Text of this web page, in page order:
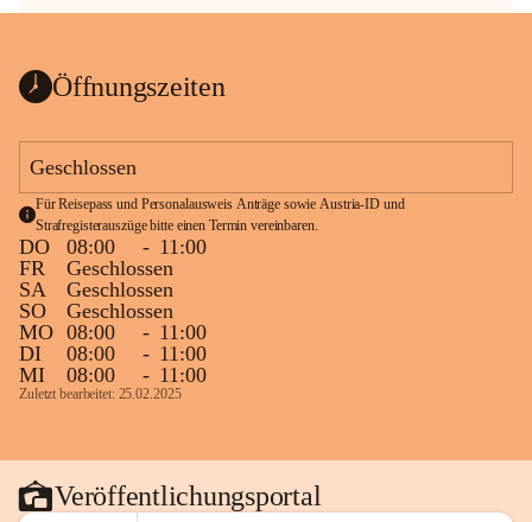
Öffnungszeiten
Geschlossen
Für Reisepass und Personalausweis Anträge sowie Austria-ID und
Strafregisterauszüge bitte einen Termin vereinbaren.
DO 08:00 - 11:00
FR
Geschlossen
SA
Geschlossen
SO
Geschlossen
MO 08:00 - 11:00
DI
08:00 - 11:00
MI
08:00 - 11:00
Zuletzt bearbeitet: 25.02.2025
Veröffentlichungsportal